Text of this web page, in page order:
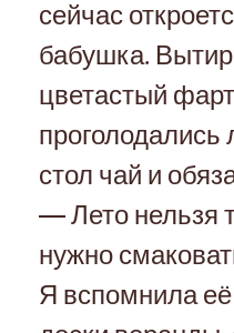
сейчас
бабушка.
цветастый
проголодались
стол чай и
— Лето нельзя
нужно
Я вспомнила её